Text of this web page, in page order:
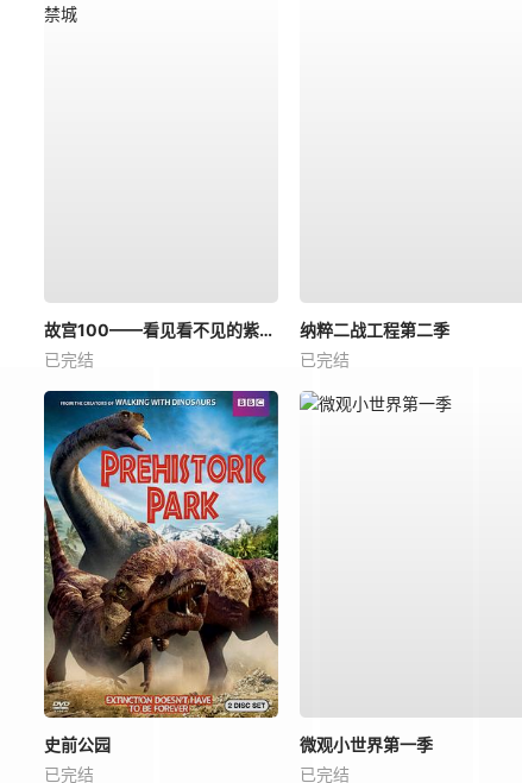
故宫100——看见看不见的紫禁城
已完结
纳粹二战工程第二季
已完结
史前公园
已完结
微观小世界第一季
已完结